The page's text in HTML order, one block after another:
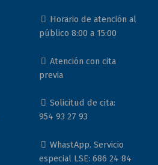
Horario de atención al
público 8:00 a 15:00
Atención con cita
previa
Solicitud de cita:
954 93 27 93
WhastApp. Servicio
especial LSE: 686 24 84